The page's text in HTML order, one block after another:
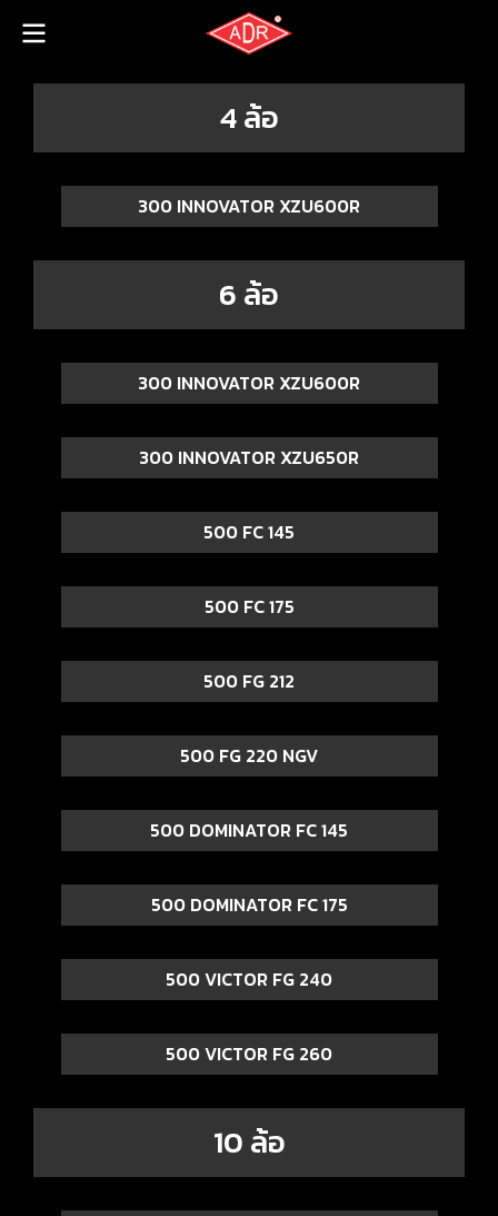
4 ล้อ
300 INNOVATOR XZU600R
6 ล้อ
300 INNOVATOR XZU600R
300 INNOVATOR XZU650R
500 FC 145
500 FC 175
500 FG 212
500 FG 220 NGV
500 DOMINATOR FC 145
500 DOMINATOR FC 175
500 VICTOR FG 240
500 VICTOR FG 260
10 ล้อ